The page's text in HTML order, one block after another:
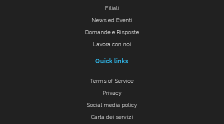
Filiali
News ed Eventi
Domande e Risposte
Lavora con noi
Quick links
Terms of Service
Privacy
Social media policy
Carta dei servizi